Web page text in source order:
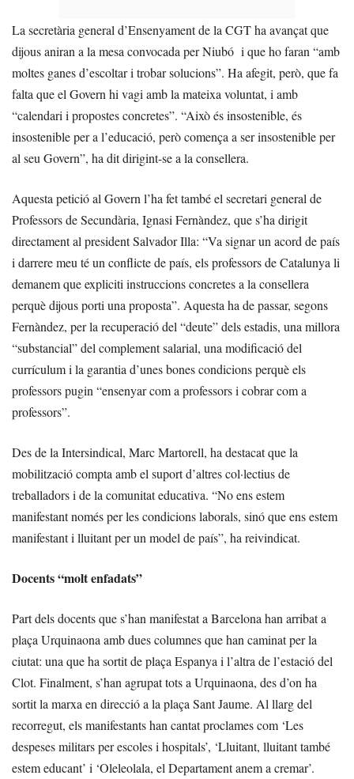
La secretària general d’Ensenyament de la CGT ha avançat que
dijous aniran a la mesa convocada per Niubó i que ho faran “amb
moltes ganes d’escoltar i trobar solucions”. Ha afegit, però, que fa
falta que el Govern hi vagi amb la mateixa voluntat, i amb
“calendari i propostes concretes”. “Això és insostenible, és
insostenible per a l’educació, però comença a ser insostenible per
al seu Govern”, ha dit dirigint-se a la consellera.
Aquesta petició al Govern l’ha fet també el secretari general de
Professors de Secundària, Ignasi Fernàndez, que s’ha dirigit
directament al president Salvador Illa: “Va signar un acord de país
i darrere meu té un conflicte de país, els professors de Catalunya li
demanem que expliciti instruccions concretes a la consellera
perquè dijous porti una proposta”. Aquesta ha de passar, segons
Fernàndez, per la recuperació del “deute” dels estadis, una millora
“substancial” del complement salarial, una modificació del
currículum i la garantia d’unes bones condicions perquè els
professors pugin “ensenyar com a professors i cobrar com a
professors”.
Des de la Intersindical, Marc Martorell, ha destacat que la
mobilització compta amb el suport d’altres col·lectius de
treballadors i de la comunitat educativa. “No ens estem
manifestant només per les condicions laborals, sinó que ens estem
manifestant i lluitant per un model de país”, ha reivindicat.
Docents “molt enfadats”
Part dels docents que s’han manifestat a Barcelona han arribat a
plaça Urquinaona amb dues columnes que han caminat per la
ciutat: una que ha sortit de plaça Espanya i l’altra de l’estació del
Clot. Finalment, s’han agrupat tots a Urquinaona, des d’on ha
sortit la marxa en direcció a la plaça Sant Jaume. Al llarg del
recorregut, els manifestants han cantat proclames com ‘Les
despeses militars per escoles i hospitals’, ‘Lluitant, lluitant també
estem educant’ i ‘Oleleolala, el Departament anem a cremar’.